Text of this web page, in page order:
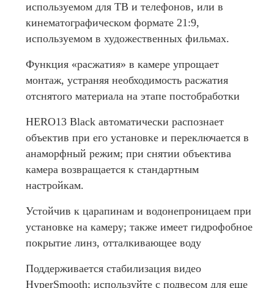
используемом для ТВ и телефонов, или в
кинематографическом формате 21:9,
используемом в художественных фильмах.
Функция «расжатия» в камере упрощает
монтаж, устраняя необходимость расжатия
отснятого материала на этапе постобработки
HERO13 Black автоматически распознает
объектив при его установке и переключается в
анаморфный режим; при снятии объектива
камера возвращается к стандартным
настройкам.
Устойчив к царапинам и водонепроницаем при
установке на камеру; также имеет гидрофобное
покрытие линз, отталкивающее воду
Поддерживается стабилизация видео
HyperSmooth; используйте с подвесом для еще